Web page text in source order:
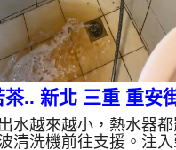
茶.. 新北 三重 重安
水越來越小，熱水器
清洗機前往支援。注